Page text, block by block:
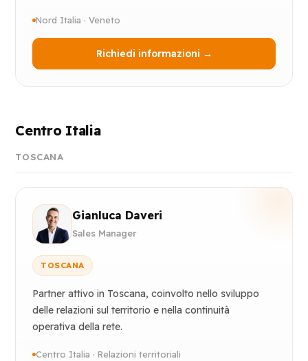
Nord Italia · Veneto
Richiedi informazioni →
Centro Italia
TOSCANA
Gianluca Daveri
Sales Manager
TOSCANA
Partner attivo in Toscana, coinvolto nello sviluppo
delle relazioni sul territorio e nella continuità
operativa della rete.
Centro Italia · Relazioni territoriali